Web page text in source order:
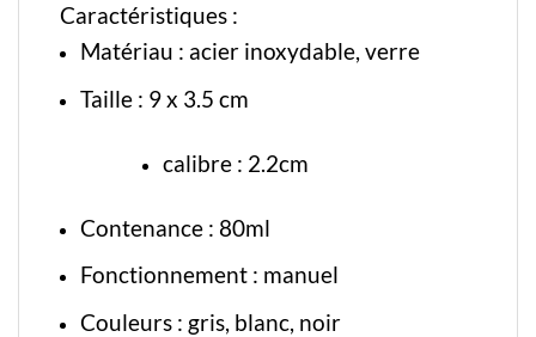
Caractéristiques :
Matériau : acier inoxydable, verre
Taille : 9 x 3.5 cm
calibre : 2.2cm
Contenance : 80ml
Fonctionnement : manuel
Couleurs : gris, blanc, noir